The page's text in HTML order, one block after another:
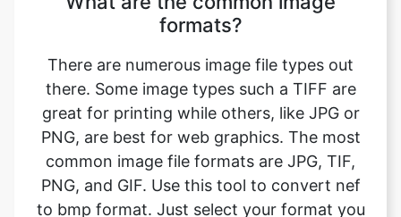
there. Some image types such a TIFF are
great for printing while others, like JPG or
PNG, are best for web graphics. The most
common image file formats are JPG, TIF,
PNG, and GIF. Use this tool to convert nef
to bmp format. Just select your format you
want to convert to, upload your image file.
Your image will be converted instantly and
you can download the result after only a